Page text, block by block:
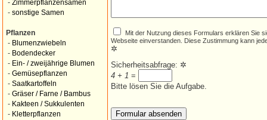
- Zimmerpflanzensamen
- sonstige Samen
Pflanzen
- Blumenzwiebeln
- Bodendecker
- Ein- / zweijährige Blumen
- Gemüsepflanzen
- Saatkartoffeln
- Gräser / Farne / Bambus
- Kakteen / Sukkulenten
- Kletterpflanzen
Mit der Nutzung dieses Formulars erklären Sie
Webseite einverstanden. Diese Zustimmung kann
✲
Sicherheitsabfrage: ✲
4 + 1 =
Bitte lösen Sie die Aufgabe.